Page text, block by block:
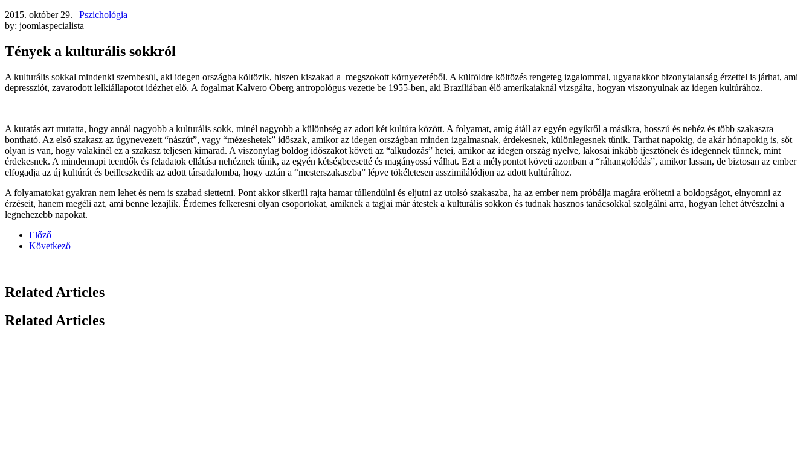
2015. október 29. | Pszichológia
by: joomlaspecialista
Tények a kulturális sokkról
A kulturális sokkal mindenki szembesül, aki idegen országba költözik, hiszen kiszakad a megszokott környezetéből. A külföldre költözés rengeteg izgalommal, ugyanakkor bizonytalanság érzettel is járhat, ami
depressziót, zavarodott lelkiállapotot idézhet elő. A fogalmat Kalvero Oberg antropológus vezette be 1955-ben, aki Brazíliában élő amerikaiaknál vizsgálta, hogyan viszonyulnak az idegen kultúrához.
A kutatás azt mutatta, hogy annál nagyobb a kulturális sokk, minél nagyobb a különbség az adott két kultúra között. A folyamat, amíg átáll az egyén egyikről a másikra, hosszú és nehéz és több szakaszra
bontható. Az első szakasz az úgynevezett “nászút”, vagy “mézeshetek” időszak, amikor az idegen országban minden izgalmasnak, érdekesnek, különlegesnek tűnik. Tarthat napokig, de akár hónapokig is, sőt
olyan is van, hogy valakinél ez a szakasz teljesen kimarad. A viszonylag boldog időszakot követi az “alkudozás” hetei, amikor az idegen ország nyelve, lakosai inkább ijesztőnek és idegennek tűnnek, mint
érdekesnek. A mindennapi teendők és feladatok ellátása nehéznek tűnik, az egyén kétségbeesetté és magányossá válhat. Ezt a mélypontot követi azonban a “ráhangolódás”, amikor lassan, de biztosan az ember
elfogadja az új kultúrát és beilleszkedik az adott társadalomba, hogy aztán a “mesterszakaszba” lépve tökéletesen asszimilálódjon az adott kultúrához.
A folyamatokat gyakran nem lehet és nem is szabad siettetni. Pont akkor sikerül rajta hamar túllendülni és eljutni az utolsó szakaszba, ha az ember nem próbálja magára erőltetni a boldogságot, elnyomni az
érzéseit, hanem megéli azt, ami benne lezajlik. Érdemes felkeresni olyan csoportokat, amiknek a tagjai már átestek a kulturális sokkon és tudnak hasznos tanácsokkal szolgálni arra, hogyan lehet átvészelni a
legnehezebb napokat.
Előző
Következő
Related Articles
Related Articles